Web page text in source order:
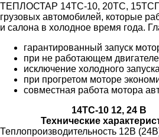
ТЕПЛОСТАР 14ТС-10, 20ТС, 15ТСГ
грузовых автомобилей, которые
и салона в холодное время года.
гарантированный запуск
при не работающем
исключение холодного
при прогретом моторе
совместная работа мотора
14ТС-10 12, 24 В
Технические
Теплопроизводительность 12В